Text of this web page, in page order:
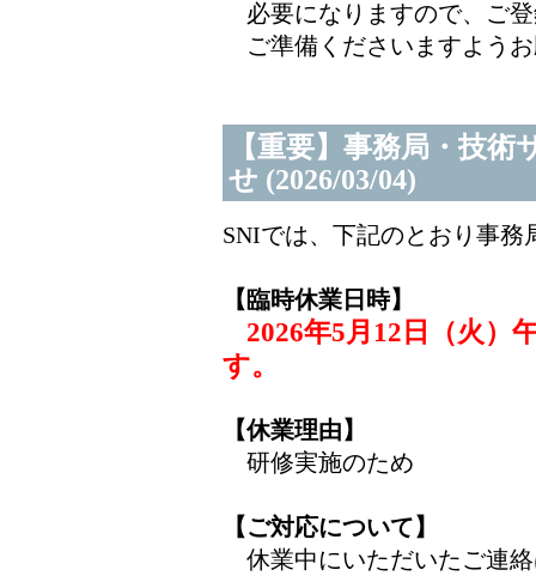
必要になりますので、ご
ご準備くださいますよう
【重要】事務局・技
せ (2026/03/04)
SNIでは、下記のとおり事
【臨時休業日時】
2026年5月12日（火
す。
【休業理由】
研修実施のため
【ご対応について】
休業中にいただいたご連